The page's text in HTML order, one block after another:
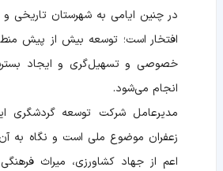
در چنین ایامی به شهرستان تاریخی و
افتخار است؛ توسعه بیش از پیش
خصوصی و تسهیل‌گری و ایجاد
انجام می‌شود.
مدیرعامل شرکت توسعه گردشگری
زعفران موضوع ملی است و نگاه به
اعم از جهاد کشاورزی، میراث